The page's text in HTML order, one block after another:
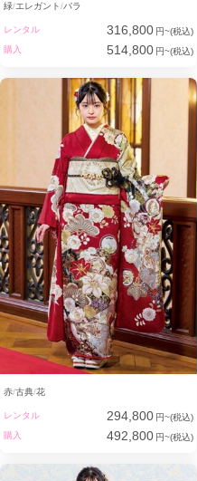
緑 エレガント バラ
レンタル 316,800 円~(税込)
購入
514,800 円~(税込)
赤 古典 花
レンタル 294,800 円~(税込)
購入
492,800 円~(税込)